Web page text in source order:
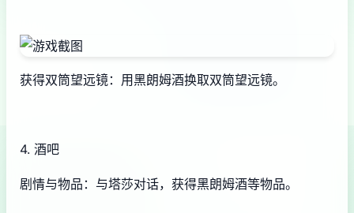
获得双筒望远镜：用黑朗姆酒换取双筒望远镜。
4. 酒吧
剧情与物品：与塔莎对话，获得黑朗姆酒等物品。